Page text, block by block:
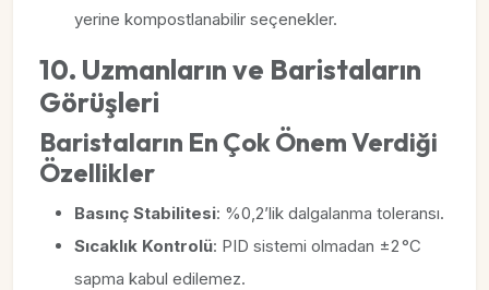
yerine kompostlanabilir seçenekler.
10. Uzmanların ve Baristaların
Görüşleri
Baristaların En Çok Önem Verdiği
Özellikler
Basınç Stabilitesi: %0,2’lik dalgalanma toleransı.
Sıcaklık Kontrolü: PID sistemi olmadan ±2 °C
sapma kabul edilemez.